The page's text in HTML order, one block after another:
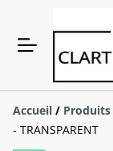
Accueil / Produits
- TRANSPARENT